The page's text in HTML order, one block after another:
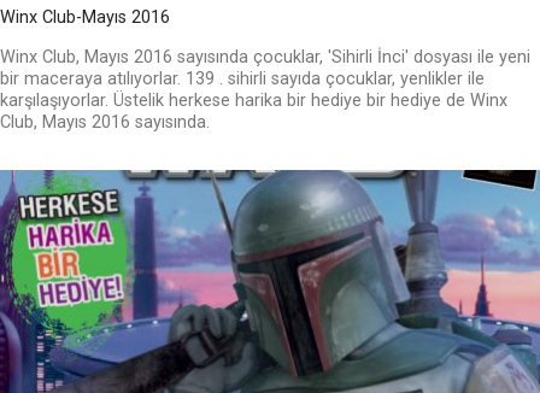
Winx Club-Mayıs 2016
Winx Club, Mayıs 2016 sayısında çocuklar, 'Sihirli İnci' dosyası ile yeni
bir maceraya atılıyorlar. 139 . sihirli sayıda çocuklar, yenlikler ile
karşılaşıyorlar. Üstelik herkese harika bir hediye bir hediye de Winx
Club, Mayıs 2016 sayısında.